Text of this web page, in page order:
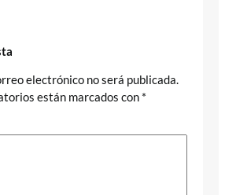
electrónico no será publicada.
están marcados con *